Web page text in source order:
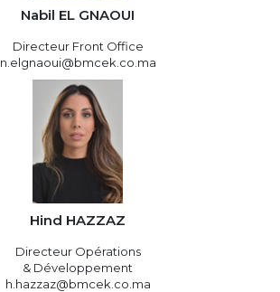
Nabil EL GNAOUI
Directeur Front Office
n.elgnaoui@bmcek.co.ma
Hind HAZZAZ
Directeur Opérations
& Développement
h.hazzaz@bmcek.co.ma